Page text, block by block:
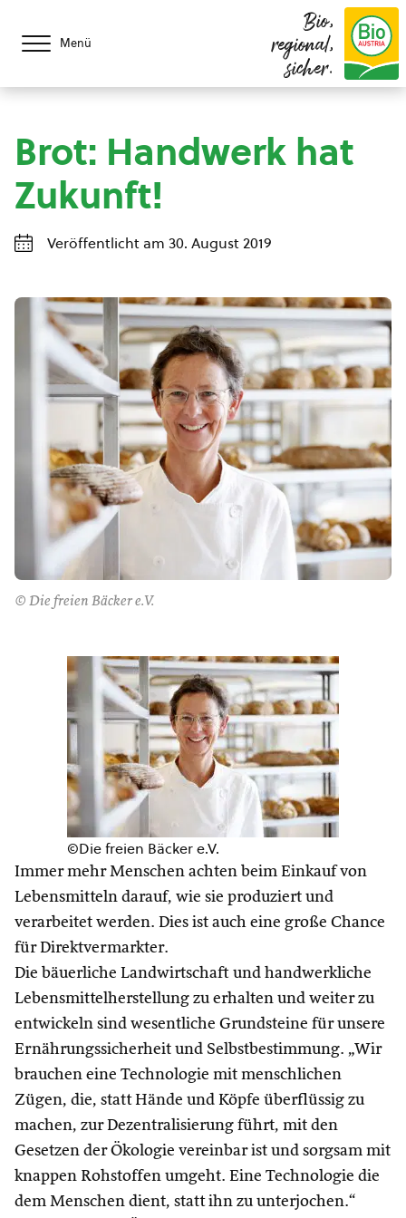
Menü
Bio,
regional,
sicher.
Brot: Handwerk hat
Zukunft!
Veröffentlicht am 30. August 2019
© Die freien Bäcker e.V.
©Die freien Bäcker e.V.
Immer mehr Menschen achten beim Einkauf von
Lebensmitteln darauf, wie sie produziert und
verarbeitet werden. Dies ist auch eine große Chance
für Direktvermarkter.
Die bäuerliche Landwirtschaft und handwerkliche
Lebensmittelherstellung zu erhalten und weiter zu
entwickeln sind wesentliche Grundsteine für unsere
Ernährungssicherheit und Selbstbestimmung. „Wir
brauchen eine Technologie mit menschlichen
Zügen, die, statt Hände und Köpfe überflüssig zu
machen, zur Dezentralisierung führt, mit den
Gesetzen der Ökologie vereinbar ist und sorgsam mit
knappen Rohstoffen umgeht. Eine Technologie die
dem Menschen dient, statt ihn zu unterjochen.“